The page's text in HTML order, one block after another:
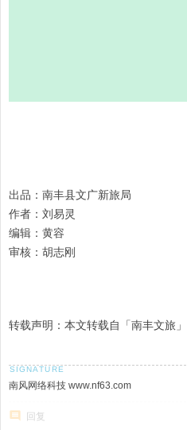
出品：南丰县文广新旅局
作者：刘易灵
编辑：黄容
审核：胡志刚
转载声明：本文转载自「南丰文旅」
南风网络科技 www.nf63.com
回复